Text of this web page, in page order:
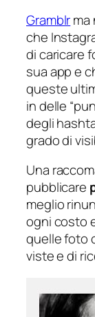
Gramblrma
che
di caricare
sua app e
queste
in delle
degli
grado di
Una
pubblicare
meglio
ogni costo
quelle foto
viste e di